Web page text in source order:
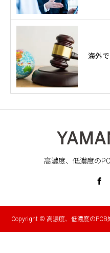
海外
高濃度、低濃度の
Copyright © 高濃度、低濃度のPCB